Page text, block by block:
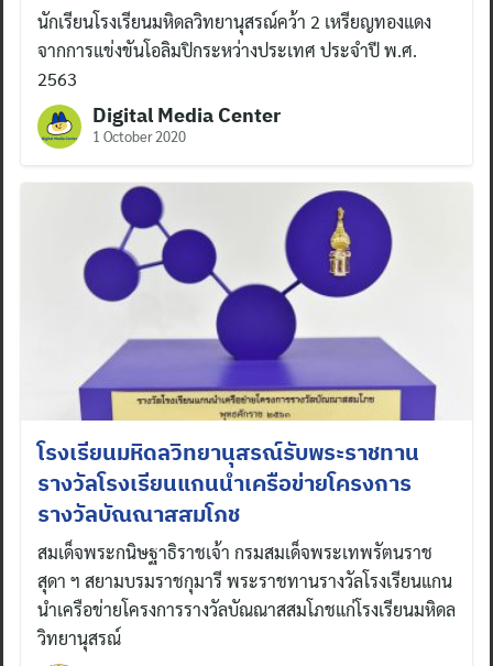
นักเรียนโรงเรียนมหิดลวิทยานุสรณ์คว้า 2 เหรียญทองแดง
จากการแข่งขันโอลิมปิกระหว่างประเทศ ประจำปี พ.ศ.
2563
Digital Media Center
1 October 2020
โรงเรียนมหิดลวิทยานุสรณ์รับพระราชทาน
รางวัลโรงเรียนแกนนำเครือข่ายโครงการ
รางวัลบัณณาสสมโภช
สมเด็จพระกนิษฐาธิราชเจ้า กรมสมเด็จพระเทพรัตนราช
สุดา ฯ สยามบรมราชกุมารี พระราชทานรางวัลโรงเรียนแกน
นำเครือข่ายโครงการรางวัลบัณณาสสมโภชแก่โรงเรียนมหิดล
วิทยานุสรณ์